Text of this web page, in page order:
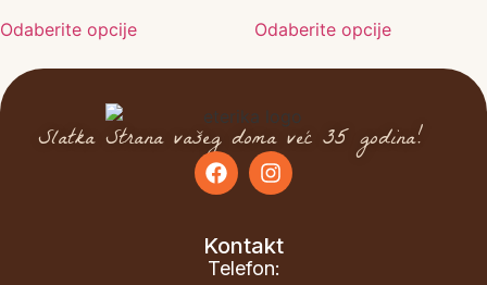
Odaberite opcije Odaberite opcije
Slatka Strana vašeg doma već 35 godina!
Kontakt
Telefon: